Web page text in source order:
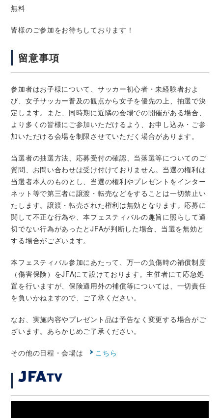
無料
皆様のご参加をお待ちしております！
留意事項
参加者はお子様について、サッカー初心者・未経験者およ
び、女子サッカー普及の観点から女子を優先の上、抽選で決
定します。また、同時期に近隣の会場での開催がある場合、
より多くの皆様にご参加いただけるよう、お申し込み・ご参
加いただける会場を制限させていただく場合があります。
当選者の抽選方法、応募受付の確認、当落選等についてのご
質問、お問い合わせは受け付けておりません。当選の権利は
当選者本人のものとし、当選の権利やプレゼントをインター
ネット等で第三者に譲渡・転売などをすることは一切禁止い
たします。譲渡・転売された権利は無効となります。応募に
関して不正な行為や、本フェスティバルの趣旨に照らして適
切でない行為があったとJFAが判断した場合、当選を無効と
する場合がございます。
本フェスティバル参加にあたって、万一の負傷時の補償制度
（傷害保険）をJFAにて設けております。主催者にて応急処
置を行いますが、保険適用外の補償等については、一切責任
を負いかねますので、ご了承ください。
なお、実施内容やプレゼント品は予告なく変更する場合がご
ざいます。あらかじめご了承ください。
その他の日程・会場は こちら